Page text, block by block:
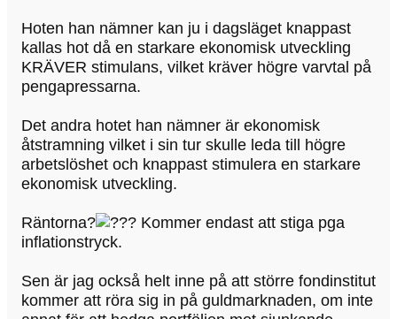
Hoten han nämner kan ju i dagsläget knappast
kallas hot då en starkare ekonomisk utveckling
KRÄVER stimulans, vilket kräver högre varvtal på
pengapressarna.
Det andra hotet han nämner är ekonomisk
åtstramning vilket i sin tur skulle leda till högre
arbetslöshet och knappast stimulera en starkare
ekonomisk utveckling.
Räntorna?
Kommer endast att stiga pga
inflationstryck.
Sen är jag också helt inne på att större fondinstitut
kommer att röra sig in på guldmarknaden, om inte